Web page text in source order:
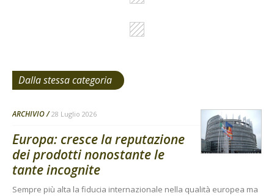
Dalla stessa categoria
ARCHIVIO 28 Luglio 2026
Europa: cresce la reputazione
dei prodotti nonostante le
tante incognite
Sempre più alta la fiducia internazionale nella qualità europea ma